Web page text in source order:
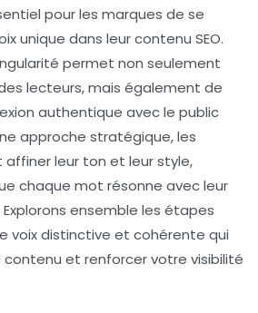
pour les marques de se
unique dans leurcontenu SEO.
permet non seulement
lecteurs, mais également de
authentique avec le public
approche stratégique, les
leur ton et leur style,
chaque mot résonne avec leur
ensemble les étapes
voix distinctive et cohérente qui
contenu et renforcer votre visibilité